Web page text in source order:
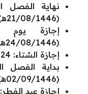
(21/08/1446هـ).
(24/08/1446هـ).
إجازة الشتاء: 24 فبراير 2025 (25/08/1446هـ).
(02/09/1446هـ).
إجازة عيد الفطر: 20 مارس 2025 (20/09/1446هـ).